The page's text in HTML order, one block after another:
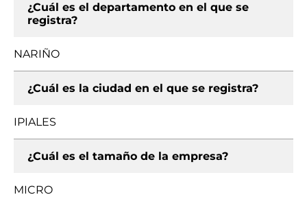
¿Cuál es el departamento en el que se
registra?
NARIÑO
¿Cuál es la ciudad en el que se registra?
IPIALES
¿Cuál es el tamaño de la empresa?
MICRO